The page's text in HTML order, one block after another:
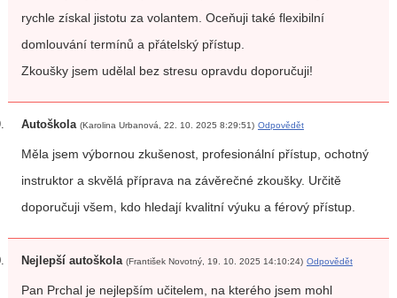
rychle získal jistotu za volantem. Oceňuji také flexibilní
domlouvání termínů a přátelský přístup.
Zkoušky jsem udělal bez stresu opravdu doporučuji!
Autoškola (Karolina Urbanová, 22. 10. 2025 8:29:51) Odpovědět
Měla jsem výbornou zkušenost, profesionální přístup, ochotný
instruktor a skvělá příprava na závěrečné zkoušky. Určitě
doporučuji všem, kdo hledají kvalitní výuku a férový přístup.
Nejlepší autoškola (František Novotný, 19. 10. 2025 14:10:24) Odpovědět
Pan Prchal je nejlepším učitelem, na kterého jsem mohl